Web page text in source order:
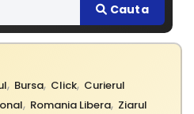
Cauta
, Bursa, Click, Curierul
, Romania Libera, Ziarul